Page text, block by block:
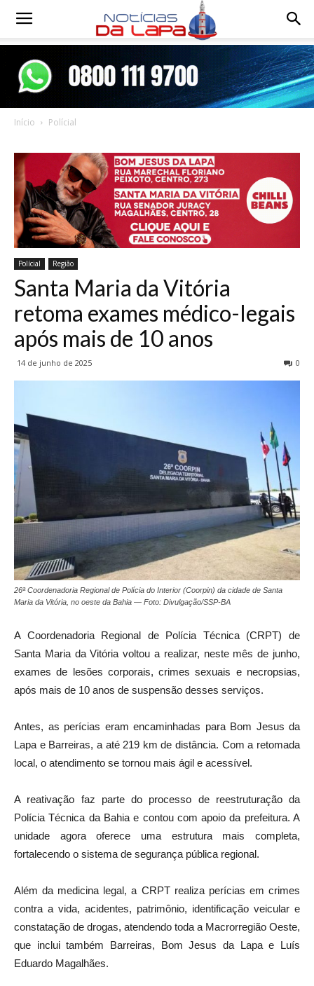
Notícias
Início Polícial
Polícial Região
Santa Maria da Vitória
retoma exames médico-legais
após mais de 10 anos
14 de junho de 2025 0
26ª Coordenadoria Regional de Polícia do Interior (Coorpin) da cidade de Santa
Maria da Vitória, no oeste da Bahia — Foto: Divulgação/SSP-BA
A Coordenadoria Regional de Polícia Técnica (CRPT) de
Santa Maria da Vitória voltou a realizar, neste mês de junho,
exames de lesões corporais, crimes sexuais e necropsias,
após mais de 10 anos de suspensão desses serviços.
Antes, as perícias eram encaminhadas para Bom Jesus da
Lapa e Barreiras, a até 219 km de distância. Com a retomada
local, o atendimento se tornou mais ágil e acessível.
A reativação faz parte do processo de reestruturação da
Polícia Técnica da Bahia e contou com apoio da prefeitura. A
unidade agora oferece uma estrutura mais completa,
fortalecendo o sistema de segurança pública regional.
Além da medicina legal, a CRPT realiza perícias em crimes
contra a vida, acidentes, patrimônio, identificação veicular e
constatação de drogas, atendendo toda a Macrorregião Oeste,
que inclui também Barreiras, Bom Jesus da Lapa e Luís
Eduardo Magalhães.